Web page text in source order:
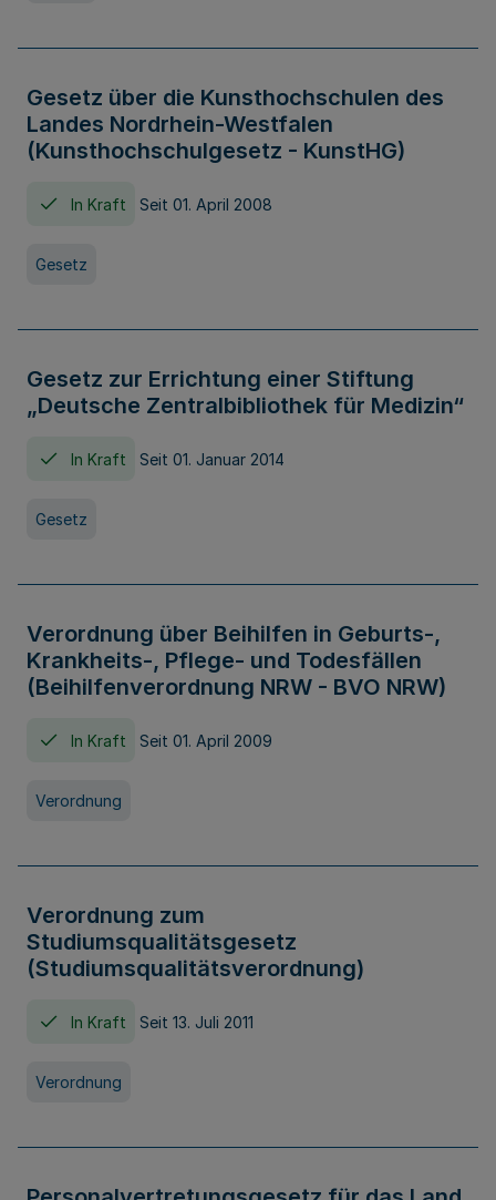
Gesetz über die Kunsthochschulen des
Landes Nordrhein-Westfalen
(Kunsthochschulgesetz - KunstHG)
In Kraft Seit 01. April 2008
Gesetz
Gesetz zur Errichtung einer Stiftung
„Deutsche Zentralbibliothek für Medizin“
In Kraft Seit 01. Januar 2014
Gesetz
Verordnung über Beihilfen in Geburts-,
Krankheits-, Pflege- und Todesfällen
(Beihilfenverordnung NRW - BVO NRW)
In Kraft Seit 01. April 2009
Verordnung
Verordnung zum
Studiumsqualitätsgesetz
(Studiumsqualitätsverordnung)
In Kraft Seit 13. Juli 2011
Verordnung